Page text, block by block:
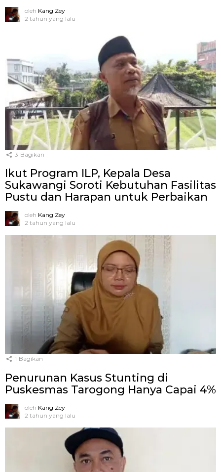
oleh Kang Zey
2 tahun yang lalu
3 Bagikan
Ikut Program ILP, Kepala Desa
Sukawangi Soroti Kebutuhan Fasilitas
Pustu dan Harapan untuk Perbaikan
oleh Kang Zey
2 tahun yang lalu
1 Bagikan
Penurunan Kasus Stunting di
Puskesmas Tarogong Hanya Capai 4%
oleh Kang Zey
2 tahun yang lalu